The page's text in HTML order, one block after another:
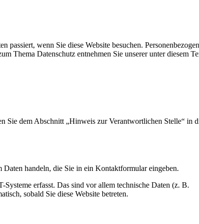
wenn Sie diese Website besuchen.
Thema Datenschutz entnehmen Sie unserer unter diesem
Sie dem Abschnitt „Hinweis zur Verantwortlichen Stelle“ in
handeln, die Sie in ein Kontaktformular eingeben.
erfasst. Das sind vor allem technische Daten (z. B.
sobald Sie diese Website betreten.